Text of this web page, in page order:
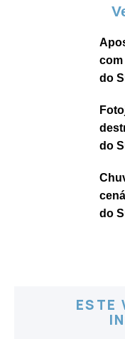
com
do
do
do
ESTE